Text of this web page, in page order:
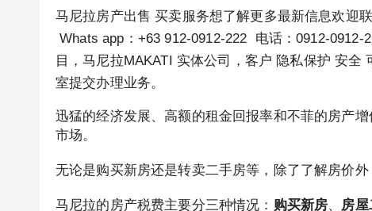
马尼拉房产出售 买卖服务想了解更多最新信息欢迎
Whats app：+63 912-0912-222 电话：0912-
目，马尼拉MAKATI 实体公司，客户 隐私保护 安
室提交办理业务。
迅猛的经济发展、高额的租金回报率和不菲的房产
市场。
无论是购买新房还是转卖二手房等，除了了解房价外
马尼拉的房产税费主要分三种情况： 购买新房、 房